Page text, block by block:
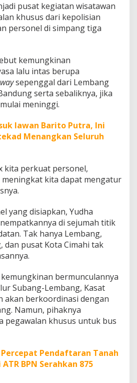
d
a
n
R
a
y
a
s
a
L
l
u
L
t
a
s
pusat kegiatan wisatawan
khusus dari kepolisian
personel di simpang tiga
kemungkinan
lalu intas berupa
sepenggal dari Lembang
serta sebaliknya, jika
meninggi.
lawan Barito Putra, Ini
Menangkan Seluruh
kita perkuat personel,
kita dapat mengatur
yang disiapkan, Yudha
di sejumah titik
Tak hanya Lembang,
dan pusat Kota Cimahi tak
bermunculannya
Subang-Lembang, Kasat
akan berkoordinasi dengan
Namun, pihaknya
pegawalan khusus untuk bus
Percepat Pendaftaran Tanah
BPN Serahkan 875